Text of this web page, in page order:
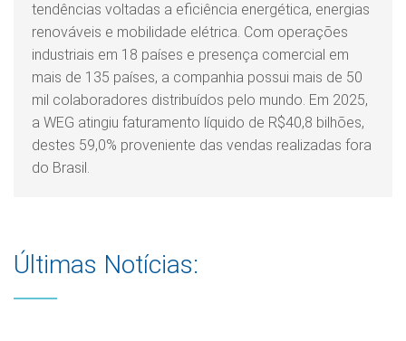
tendências voltadas a eficiência energética, energias
renováveis e mobilidade elétrica. Com operações
industriais em 18 países e presença comercial em
mais de 135 países, a companhia possui mais de 50
mil colaboradores distribuídos pelo mundo. Em 2025,
a WEG atingiu faturamento líquido de R$40,8 bilhões,
destes 59,0% proveniente das vendas realizadas fora
do Brasil.
Últimas Notícias: